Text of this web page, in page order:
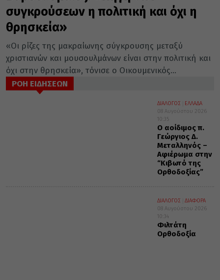
συγκρούσεων η πολιτική και όχι η
θρησκεία»
«Οι ρίζες της μακραίωνης σύγκρουσης μεταξύ
χριστιανών και μουσουλμάνων είναι στην πολιτική και
όχι στην θρησκεία», τόνισε ο Οικουμενικός...
ΡΟΗ ΕΙΔΗΣΕΩΝ
ΔΙΑΛΟΓΟΣ
ΕΛΛΑΔΑ
08 Αυγούστου 2026
10:35
Ο αοίδιμος π.
Γεώργιος Δ.
Μεταλληνός –
Αφιέρωμα στην
“Κιβωτό της
Ορθοδοξίας”
ΔΙΑΛΟΓΟΣ
ΔΙΑΦΟΡΑ
08 Αυγούστου 2026
10:34
Φιλτάτη
Ορθοδοξία